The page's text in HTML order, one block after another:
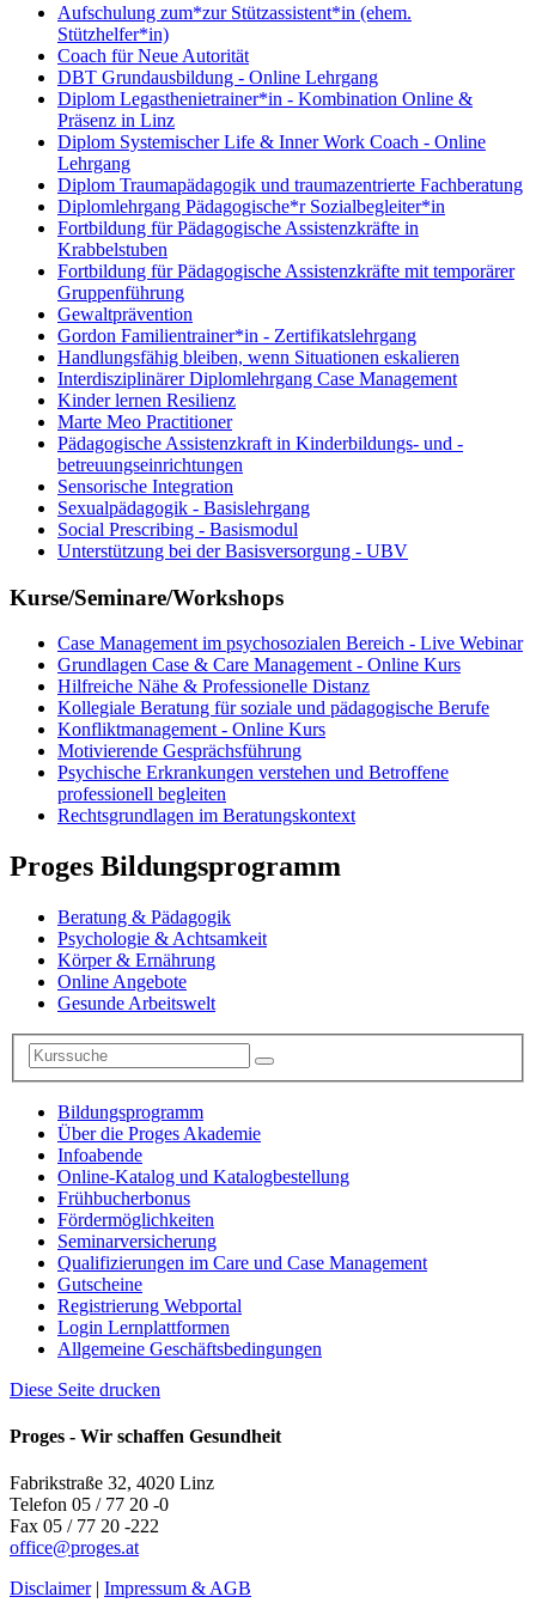
Aufschulung zum*zur Stützassistent*in (ehem.
Stützhelfer*in)
Coach für Neue Autorität
DBT Grundausbildung - Online Lehrgang
Diplom Legasthenietrainer*in - Kombination Online &
Präsenz in Linz
Diplom Systemischer Life & Inner Work Coach - Online
Lehrgang
Diplom Traumapädagogik und traumazentrierte Fachberatung
Diplomlehrgang Pädagogische*r Sozialbegleiter*in
Fortbildung für Pädagogische Assistenzkräfte in
Krabbelstuben
Fortbildung für Pädagogische Assistenzkräfte mit temporärer
Gruppenführung
Gewaltprävention
Gordon Familientrainer*in - Zertifikatslehrgang
Handlungsfähig bleiben, wenn Situationen eskalieren
Interdisziplinärer Diplomlehrgang Case Management
Kinder lernen Resilienz
Marte Meo Practitioner
Pädagogische Assistenzkraft in Kinderbildungs- und -
betreuungseinrichtungen
Sensorische Integration
Sexualpädagogik - Basislehrgang
Social Prescribing - Basismodul
Unterstützung bei der Basisversorgung - UBV
Kurse/Seminare/Workshops
Case Management im psychosozialen Bereich - Live Webinar
Grundlagen Case & Care Management - Online Kurs
Hilfreiche Nähe & Professionelle Distanz
Kollegiale Beratung für soziale und pädagogische Berufe
Konfliktmanagement - Online Kurs
Motivierende Gesprächsführung
Psychische Erkrankungen verstehen und Betroffene
professionell begleiten
Rechtsgrundlagen im Beratungskontext
Proges Bildungsprogramm
Beratung & Pädagogik
Psychologie & Achtsamkeit
Körper & Ernährung
Online Angebote
Gesunde Arbeitswelt
Bildungsprogramm
Über die Proges Akademie
Infoabende
Online-Katalog und Katalogbestellung
Frühbucherbonus
Fördermöglichkeiten
Seminarversicherung
Qualifizierungen im Care und Case Management
Gutscheine
Registrierung Webportal
Login Lernplattformen
Allgemeine Geschäftsbedingungen
Diese Seite drucken
Proges - Wir schaffen Gesundheit
Fabrikstraße 32, 4020 Linz
Telefon 05 / 77 20 -0
Fax 05 / 77 20 -222
office@proges.at
Disclaimer| Impressum & AGB